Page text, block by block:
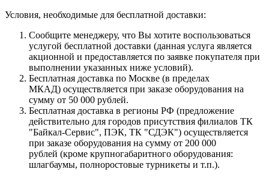
Условия, необходимые для бесплатной доставки:
Сообщите менеджеру, что Вы хотите воспользоваться
услугой бесплатной доставки (данная услуга является
акционной и предоставляется по заявке покупателя при
выполнении указанных ниже условий).
Бесплатная доставка по Москве (в пределах
МКАД) осуществляется при заказе оборудования на
сумму от 50 000 рублей.
Бесплатная доставка в регионы РФ (предложение
действительно для городов присутствия филиалов ТК
"Байкал-Сервис", ПЭК, ТК "СДЭК") осуществляется
при заказе оборудования на сумму от 200 000
рублей (кроме крупногабаритного оборудования:
шлагбаумы, полноростовые турникеты и т.п.).